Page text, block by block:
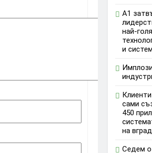
А1
най-
и
сами
450
на
Седем